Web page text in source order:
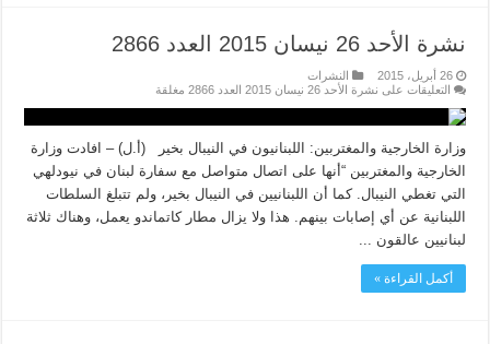
نشرة الأحد 26 نيسان 2015 العدد 2866
26 أبريل، 2015
النشرات
التعليقات على نشرة الأحد 26 نيسان 2015 العدد 2866 مغلقة
وزارة الخارجية والمغتربين: اللبنانيون في النيبال بخير (أ.ل) – افادت وزارة
الخارجية والمغتربين “أنها على اتصال متواصل مع سفارة لبنان في نيودلهي
التي تغطي النيبال. كما أن اللبنانيين في النيبال بخير، ولم تتبلغ السلطات
اللبنانية عن أي إصابات بينهم. هذا ولا يزال مطار كاتماندو يعمل، وهناك ثلاثة
لبنانيين عالقون ...
أكمل القراءة »